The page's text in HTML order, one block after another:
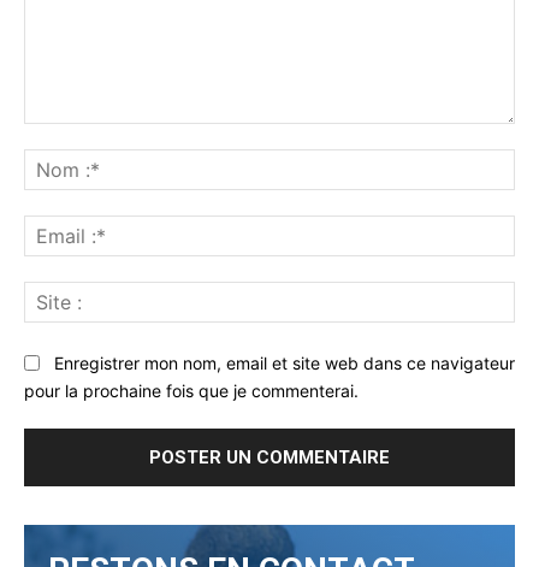
:*
:*
:
Enregistrer mon nom, email et site web dans ce navigateur
pour la prochaine fois que je commenterai.